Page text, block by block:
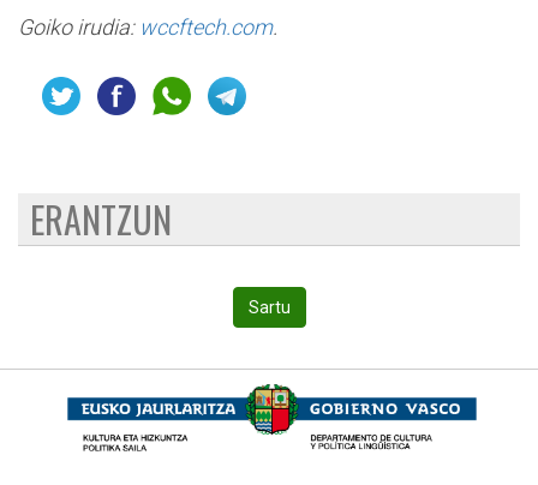
Goiko irudia: wccftech.com.
ERANTZUN
Sartu